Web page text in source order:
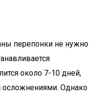
перепонки не нужно
около 7-10 дней,
осложнениями. Однако